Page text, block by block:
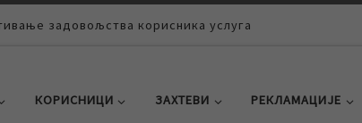
задовољства корисника услуга
КОРИСНИЦИ ЗАХТЕВИ РЕКЛАМАЦИЈЕ